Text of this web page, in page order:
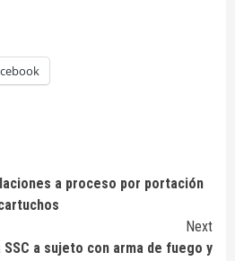
a proceso por portación
Next
a sujeto con arma de fuego y